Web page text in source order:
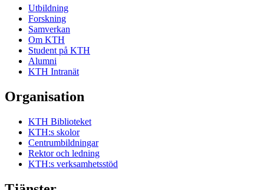
Utbildning
Forskning
Samverkan
Om KTH
Student på KTH
Alumni
KTH Intranät
Organisation
KTH Biblioteket
KTH:s skolor
Centrumbildningar
Rektor och ledning
KTH:s verksamhetsstöd